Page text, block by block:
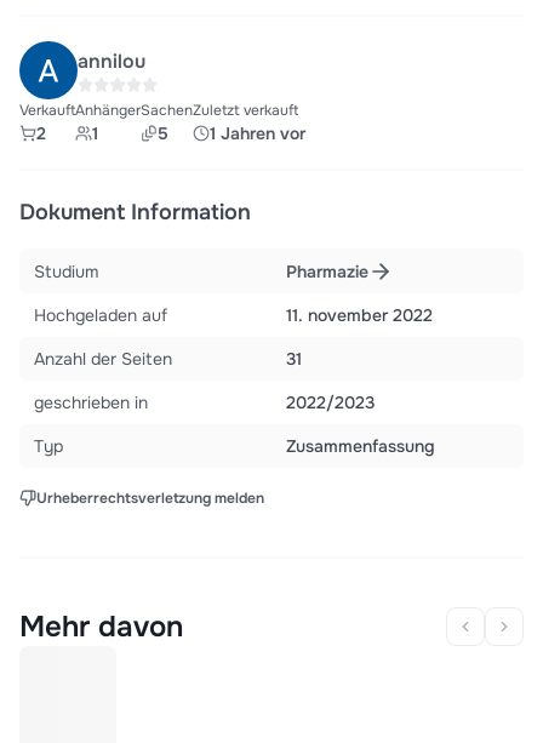
annilou
Verkauft
2
Anhänger
1
Sachen
5
Zuletzt verkauft
1 Jahren vor
Dokument Information
Studium
Pharmazie
Hochgeladen auf
11. november 2022
Anzahl der Seiten
31
geschrieben in
2022/2023
Typ
Zusammenfassung
Urheberrechtsverletzung melden
Mehr davon